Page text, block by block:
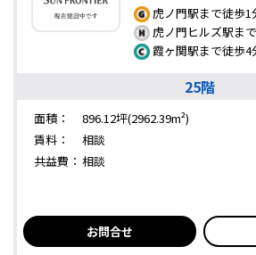
虎ノ門駅まで徒歩1
虎ノ門ヒルズ駅ま
霞ヶ関駅まで徒歩4
25階
面積：
896.12坪(2962.39m²)
賃料：
相談
共益費： 相談
お問合せ